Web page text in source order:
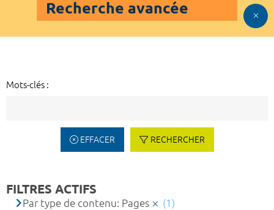
Recherche avancée
Mots-clés :
EFFACER RECHERCHER
FILTRES ACTIFS
Par type de contenu: Pages
(1)